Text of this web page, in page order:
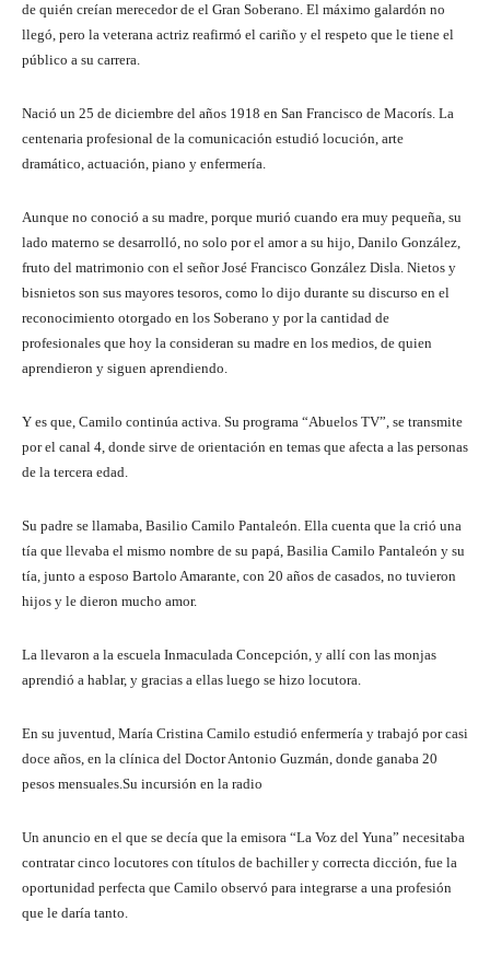
de quién creían merecedor de el Gran Soberano. El máximo galardón no
llegó, pero la veterana actriz reafirmó el cariño y el respeto que le tiene el
público a su carrera.
Nació un 25 de diciembre del años 1918 en San Francisco de Macorís. La
centenaria profesional de la comunicación estudió locución, arte
dramático, actuación, piano y enfermería.
Aunque no conoció a su madre, porque murió cuando era muy pequeña, su
lado materno se desarrolló, no solo por el amor a su hijo, Danilo González,
fruto del matrimonio con el señor José Francisco González Disla. Nietos y
bisnietos son sus mayores tesoros, como lo dijo durante su discurso en el
reconocimiento otorgado en los Soberano y por la cantidad de
profesionales que hoy la consideran su madre en los medios, de quien
aprendieron y siguen aprendiendo.
Y es que, Camilo continúa activa. Su programa “Abuelos TV”, se transmite
por el canal 4, donde sirve de orientación en temas que afecta a las personas
de la tercera edad.
Su padre se llamaba, Basilio Camilo Pantaleón. Ella cuenta que la crió una
tía que llevaba el mismo nombre de su papá, Basilia Camilo Pantaleón y su
tía, junto a esposo Bartolo Amarante, con 20 años de casados, no tuvieron
hijos y le dieron mucho amor.
La llevaron a la escuela Inmaculada Concepción, y allí con las monjas
aprendió a hablar, y gracias a ellas luego se hizo locutora.
En su juventud, María Cristina Camilo estudió enfermería y trabajó por casi
doce años, en la clínica del Doctor Antonio Guzmán, donde ganaba 20
pesos mensuales.Su incursión en la radio
Un anuncio en el que se decía que la emisora “La Voz del Yuna” necesitaba
contratar cinco locutores con títulos de bachiller y correcta dicción, fue la
oportunidad perfecta que Camilo observó para integrarse a una profesión
que le daría tanto.